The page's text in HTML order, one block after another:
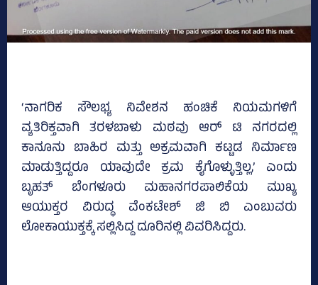
‘ನಾಗರಿಕ ಸೌಲಭ್ಯ ನಿವೇಶನ ಹಂಚಿಕೆ ನಿಯಮಗಳಿಗೆ
ವ್ಯತಿರಿಕ್ತವಾಗಿ ತರಳಬಾಳು ಮಠವು ಆರ್‌ ಟಿ ನಗರದಲ್ಲಿ
ಕಾನೂನು ಬಾಹಿರ ಮತ್ತು ಅಕ್ರಮವಾಗಿ ಕಟ್ಟಡ ನಿರ್ಮಾಣ
ಮಾಡುತ್ತಿದ್ದರೂ ಯಾವುದೇ ಕ್ರಮ ಕೈಗೊಳ್ಳುತ್ತಿಲ್ಲ,’ ಎಂದು
ಬೃಹತ್‌ ಬೆಂಗಳೂರು ಮಹಾನಗರಪಾಲಿಕೆಯ ಮುಖ್ಯ
ಆಯುಕ್ತರ ವಿರುದ್ಧ ವೆಂಕಟೇಶ್‌ ಜಿ ಬಿ ಎಂಬುವರು
ಲೋಕಾಯುಕ್ತಕ್ಕೆ ಸಲ್ಲಿಸಿದ್ದ ದೂರಿನಲ್ಲಿ ವಿವರಿಸಿದ್ದರು.